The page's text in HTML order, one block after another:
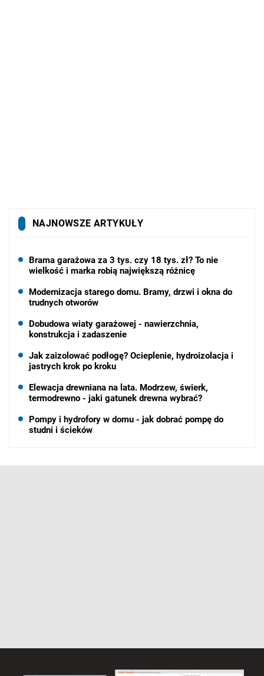
NAJNOWSZE ARTYKUŁY
Brama garażowa za 3 tys. czy 18 tys. zł? To nie
wielkość i marka robią największą różnicę
Modernizacja starego domu. Bramy, drzwi i okna do
trudnych otworów
Dobudowa wiaty garażowej - nawierzchnia,
konstrukcja i zadaszenie
Jak zaizolować podłogę? Ocieplenie, hydroizolacja i
jastrych krok po kroku
Elewacja drewniana na lata. Modrzew, świerk,
termodrewno - jaki gatunek drewna wybrać?
Pompy i hydrofory w domu - jak dobrać pompę do
studni i ścieków